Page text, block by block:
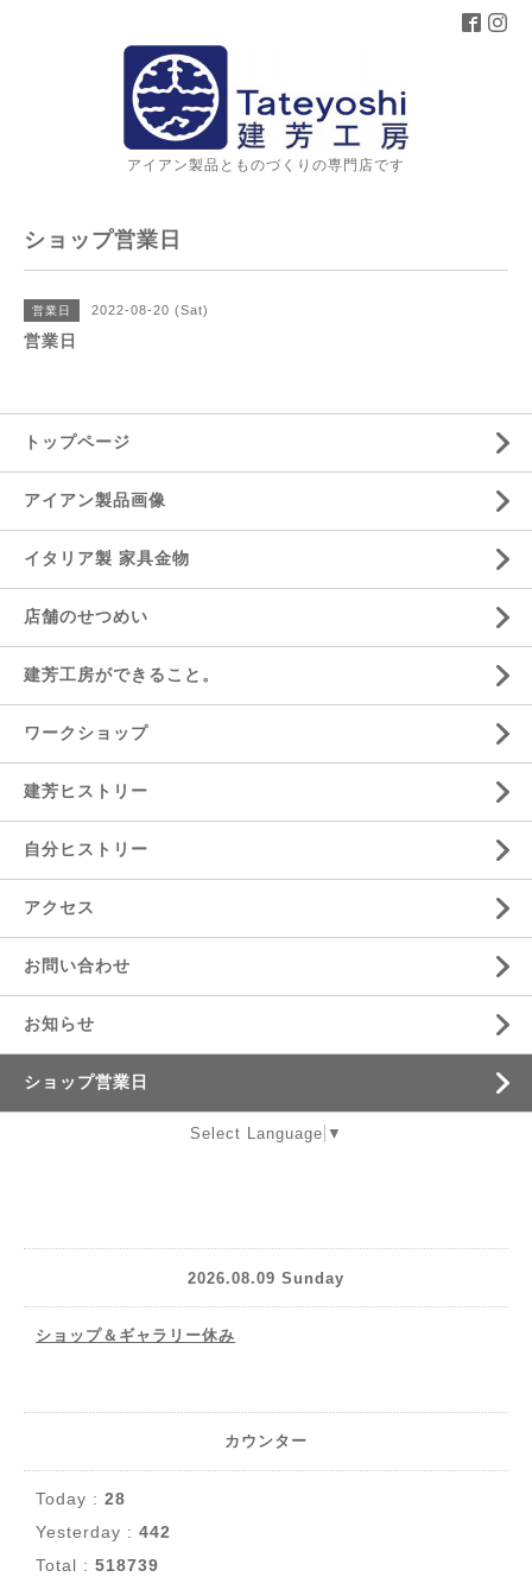
アイアン製品とものづくりの専門店です
ショップ営業日
営業日 2022-08-20 (Sat)
営業日
トップページ
アイアン製品画像
イタリア製 家具金物
店舗のせつめい
建芳工房ができること。
ワークショップ
建芳ヒストリー
自分ヒストリー
アクセス
お問い合わせ
お知らせ
ショップ営業日
Select Language ▼
2026.08.09 Sunday
ショップ＆ギャラリー休み
カウンター
Today : 28
Yesterday : 442
Total : 518739